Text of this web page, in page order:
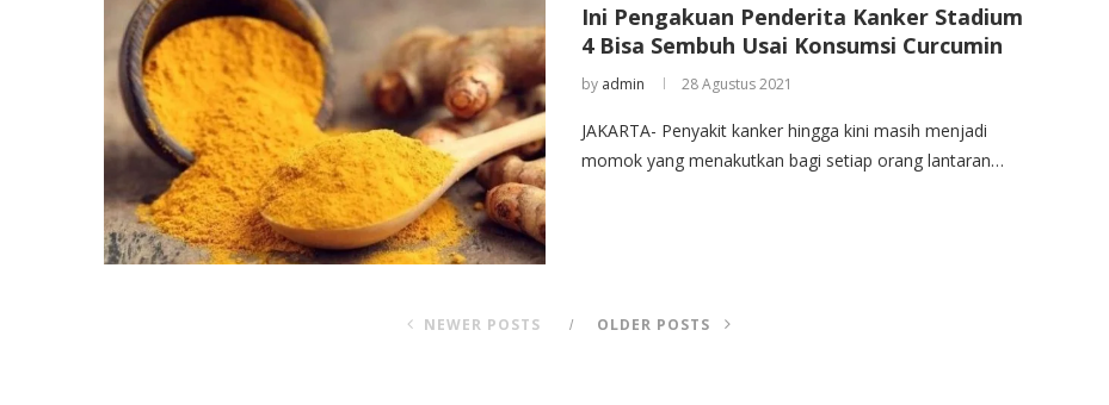
Ini Pengakuan Penderita Kanker Stadium
4 Bisa Sembuh Usai Konsumsi Curcumin
by admin 28 Agustus 2021
JAKARTA- Penyakit kanker hingga kini masih menjadi
momok yang menakutkan bagi setiap orang lantaran…
NEWER POSTS OLDER POSTS